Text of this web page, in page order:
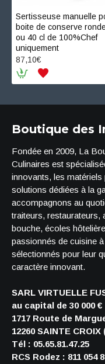
Sertisseuse manuelle
boite de conserve
ou 40 cl de 100%Chef
uniquement
87,10€
Boutique des
Fondée en 2009, La
Culinaires est
innovants, les
solutions dédiées à la
accompagnons au
traiteurs, restaurateurs,
bouche, écoles
passionnés de cuisine
sélectionnés pour leur
caractère innovant.
SARL VIRTUELLE
au capital de 30 000 €
1717 Route de
12260 SAINTE CROIX
Tél : 05.65.81.47.25
RCS Rodez : 811 054